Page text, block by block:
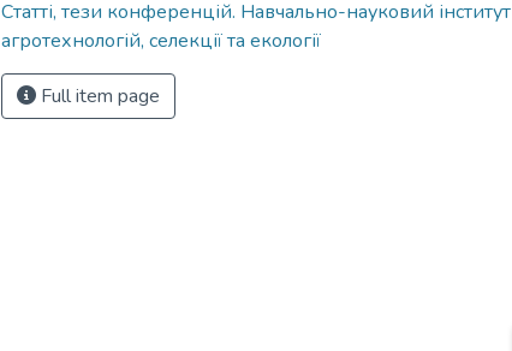
Статті, тези конференцій. Навчально-науковий інститут
агротехнологій, селекції та екології
Full item page